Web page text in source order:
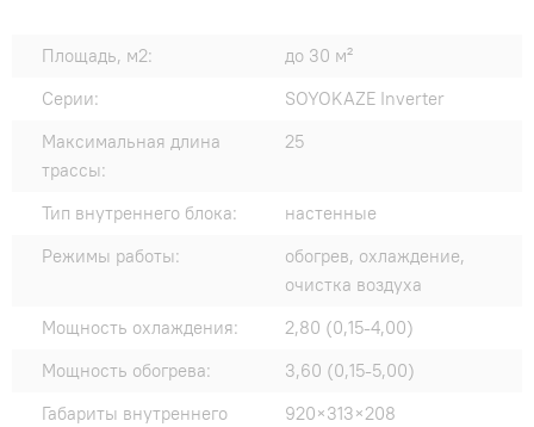
Площадь, м2:
до 30 м²
Серии:
SOYOKAZE Inverter
Максимальная длина
трассы:
25
Тип внутреннего блока:
настенные
Режимы работы:
обогрев, охлаждение,
очистка воздуха
Мощность охлаждения:
2,80 (0,15-4,00)
Мощность обогрева:
3,60 (0,15-5,00)
Габариты внутреннего
920×313×208